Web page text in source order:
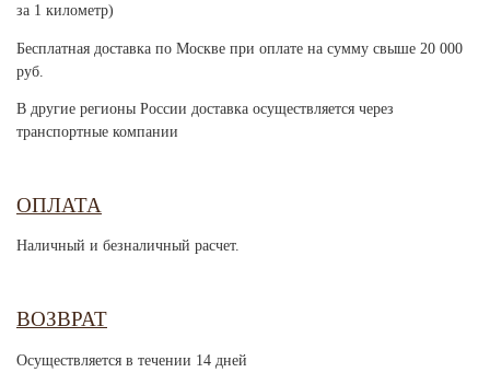
за 1 километр)
Бесплатная доставка по Москве при оплате на сумму свыше 20 000
руб.
В другие регионы России доставка осуществляется через
транспортные компании
ОПЛАТА
Наличный и безналичный расчет.
ВОЗВРАТ
Осуществляется в течении 14 дней